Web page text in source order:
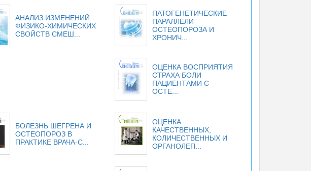
АНАЛИЗ ИЗМЕНЕНИЙ
ФИЗИКО-ХИМИЧЕСКИХ
СВОЙСТВ СМЕШ...
ПАТОГЕНЕТИЧЕСКИЕ
ПАРАЛЛЕЛИ
ОСТЕОПОРОЗА И
ХРОНИЧ...
ОЦЕНКА ВОСПРИЯТИЯ
СТРАХА БОЛИ
ПАЦИЕНТАМИ С
ОСТЕ...
БОЛЕЗНЬ ШЕГРЕНА И
ОСТЕОПОРОЗ В
ПРАКТИКЕ ВРАЧА-С...
ОЦЕНКА
КАЧЕСТВЕННЫХ,
КОЛИЧЕСТВЕННЫХ И
ОРГАНОЛЕП...